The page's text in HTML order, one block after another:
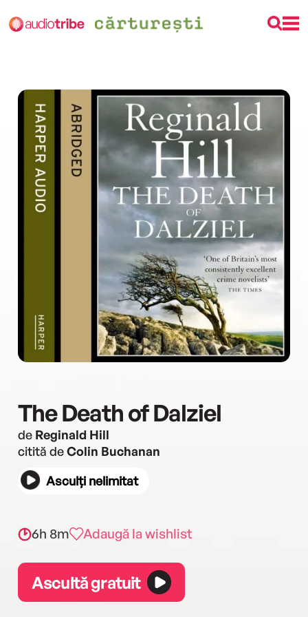
The Death of Dalziel
de Reginald Hill
citită deColin Buchanan
Asculți nelimitat
6h 8m Adaugă la wishlist
Ascultă gratuit